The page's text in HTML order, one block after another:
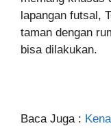
lapangan futsal,
taman dengan
bisa dilakukan.
Baca Juga :